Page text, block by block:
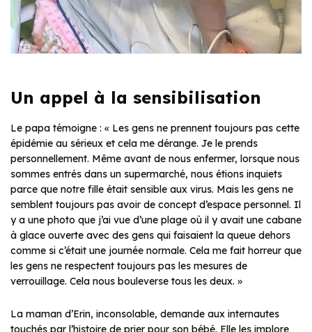
Un appel à la sensibilisation
Le papa témoigne : « Les gens ne prennent toujours pas cette
épidémie au sérieux et cela me dérange. Je le prends
personnellement. Même avant de nous enfermer, lorsque nous
sommes entrés dans un supermarché, nous étions inquiets
parce que notre fille était sensible aux virus. Mais les gens ne
semblent toujours pas avoir de concept d’espace personnel. Il
y a une photo que j’ai vue d’une plage où il y avait une cabane
à glace ouverte avec des gens qui faisaient la queue dehors
comme si c’était une journée normale. Cela me fait horreur que
les gens ne respectent toujours pas les mesures de
verrouillage. Cela nous bouleverse tous les deux. »
La maman d’Erin, inconsolable, demande aux internautes